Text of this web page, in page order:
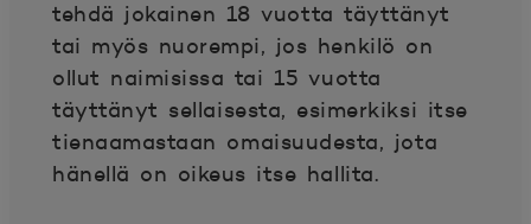
tehdä jokainen 18 vuotta täyttänyt
tai myös nuorempi, jos henkilö on
ollut naimisissa tai 15 vuotta
täyttänyt sellaisesta, esimerkiksi itse
tienaamastaan omaisuudesta, jota
hänellä on oikeus itse hallita.